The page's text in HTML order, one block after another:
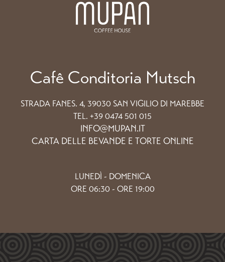
Cafê Conditoria Mutsch
STRADA FANES. 4, 39030 SAN VIGILIO DI MAREBBE
TEL. +39 0474 501 015
INFO@MUPAN.IT
CARTA DELLE BEVANDE E TORTE ONLINE
LUNEDÌ - DOMENICA
ORE 06:30 - ORE 19:00